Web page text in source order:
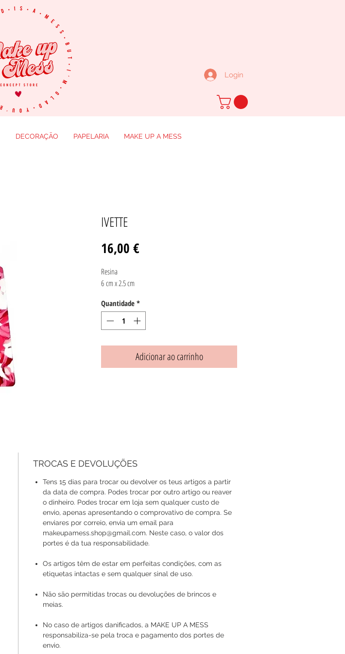
Login
IVETTE
16,00 €
Resina
6 cm x 2.5 cm
Quantidade *
Adicionar ao carrinho
TROCAS E DEVOLUÇÕES
Tens 15 dias para trocar ou devolver os teus artigos a partir
da data de compra. Podes trocar por outro artigo ou reaver
o dinheiro. Podes trocar em loja sem qualquer custo de
envio, apenas apresentando o comprovativo de compra. Se
enviares por correio, envia um email para
makeupamess.shop@gmail.com. Neste caso, o valor dos
portes é da tua responsabilidade.
Os artigos têm de estar em perfeitas condições, com as
etiquetas intactas e sem qualquer sinal de uso.
Não são permitidas trocas ou devoluções de brincos e
meias.
No caso de artigos danificados, a MAKE UP A MESS
responsabiliza-se pela troca e pagamento dos portes de
envio.
DECORAÇÃO PAPELARIA MAKE UP A MESS